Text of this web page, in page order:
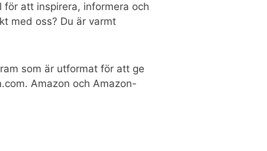
att inspirera, informera och
med oss? Du är varmt
som är utformat för att ge
Amazon och Amazon-